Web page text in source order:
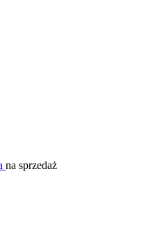
na sprzedaż